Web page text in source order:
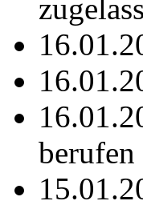
berufen